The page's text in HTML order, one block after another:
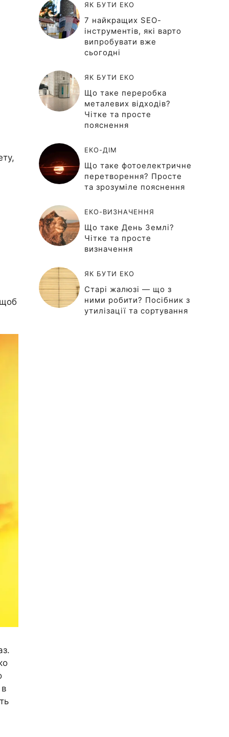
щоб
ЯК БУТИ ЕКО
7 найкращих SEO-
інструментів, які варто
випробувати вже
сьогодні
ЯК БУТИ ЕКО
Що таке переробка
металевих відходів?
Чітке та просте
пояснення
ЕКО-ДІМ
Що таке фотоелектричне
перетворення? Просте
та зрозуміле пояснення
ЕКО-ВИЗНАЧЕННЯ
Що таке День Землі?
Чітке та просте
визначення
ЯК БУТИ ЕКО
Старі жалюзі — що з
ними робити? Посібник з
утилізації та сортування